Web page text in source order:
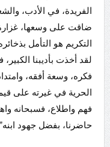
الفريدة، في الأدب،
ضاقت على وسعها،
التكريم هو التأمل
لقد أخذت بأديبنا
فكره، وسعة أفقه،
الحرية في غيرته على
فهم واطلاع، فسبحانه
حاضرنا، بفضل جهود